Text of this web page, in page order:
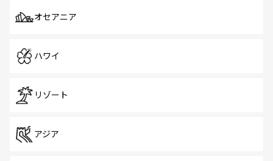
オセアニア
ハワイ
リゾート
アジア